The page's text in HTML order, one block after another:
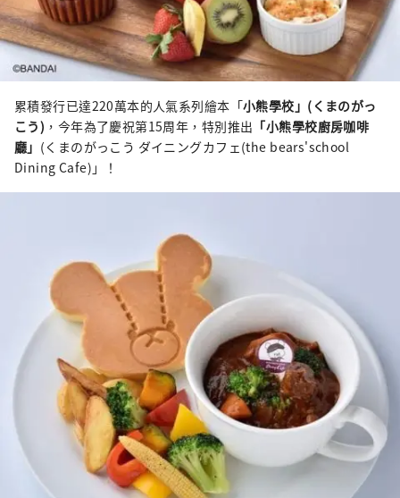
累積發行已達220萬本的人氣系列繪本「小熊學校」(くまのがっ
こう) ，今年為了慶祝第15周年，特別推出 「小熊學校廚房咖啡
廳」 (くまのがっこう ダイニングカフェ(the bears'school
Dining Cafe)」！